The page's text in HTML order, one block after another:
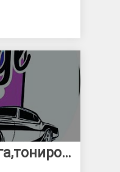
Центр стайлинга,тонирования•Vinil Garage•